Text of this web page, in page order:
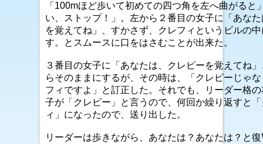
「100mほど歩いて初めての四つ角を左へ曲がると
い、ストップ！」。左から２番目の女子に「あな
を覚えてね」、すかさず、クレフィというビルの
す。とスムースに口をはさむことが出来た。
３番目の女子に「あなたは、クレピーを覚えてね
らそのままにするが、その時は、「クレピーじゃ
フィですよ」と訂正した。それでも、リーダー格
子が「クレピー」と言うので、何回か繰り返すと
ィ」になったので、送り出した。
リーダーは歩きながら、あなたは？あなたは？と